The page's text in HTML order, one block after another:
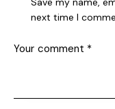
next time I